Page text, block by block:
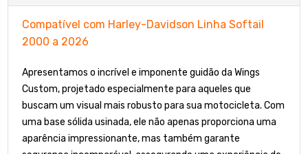
Compatível com Harley-Davidson Linha Softail
2000 a 2026
Apresentamos o incrível e imponente guidão da Wings
Custom, projetado especialmente para aqueles que
buscam um visual mais robusto para sua motocicleta. Com
uma base sólida usinada, ele não apenas proporciona uma
aparência impressionante, mas também garante